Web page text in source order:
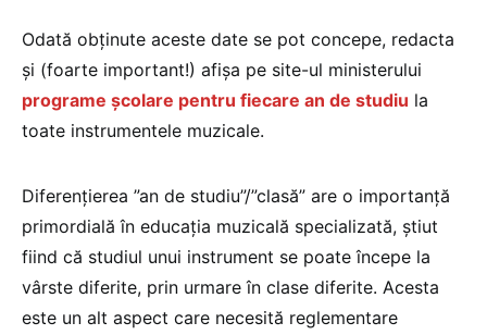
Odată obținute aceste date se pot concepe, redacta
și (foarte important!) afișa pe site-ul ministerului
programe școlare pentru fiecare an de studiu la
toate instrumentele muzicale.
Diferențierea ”an de studiu”/”clasă” are o importanță
primordială în educația muzicală specializată, știut
fiind că studiul unui instrument se poate începe la
vârste diferite, prin urmare în clase diferite. Acesta
este un alt aspect care necesită reglementare